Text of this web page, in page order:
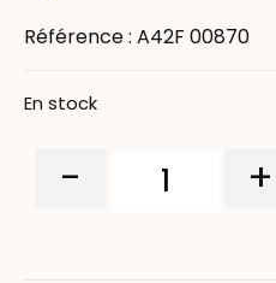
Référence : A42F 00870
En stock
- +